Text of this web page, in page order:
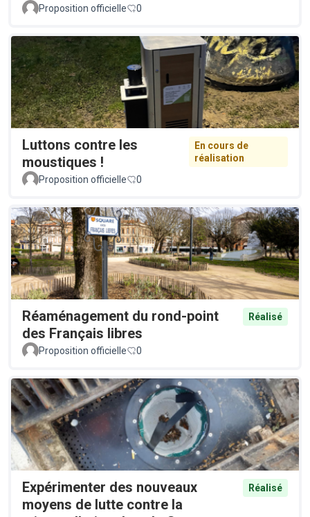
Proposition officielle 0
Luttons contre les
moustiques !
En cours de
réalisation
Proposition officielle
0
Réaménagement du rond-point
des Français libres
Réalisé
Proposition officielle 0
Expérimenter des nouveaux
moyens de lutte contre la
Réalisé